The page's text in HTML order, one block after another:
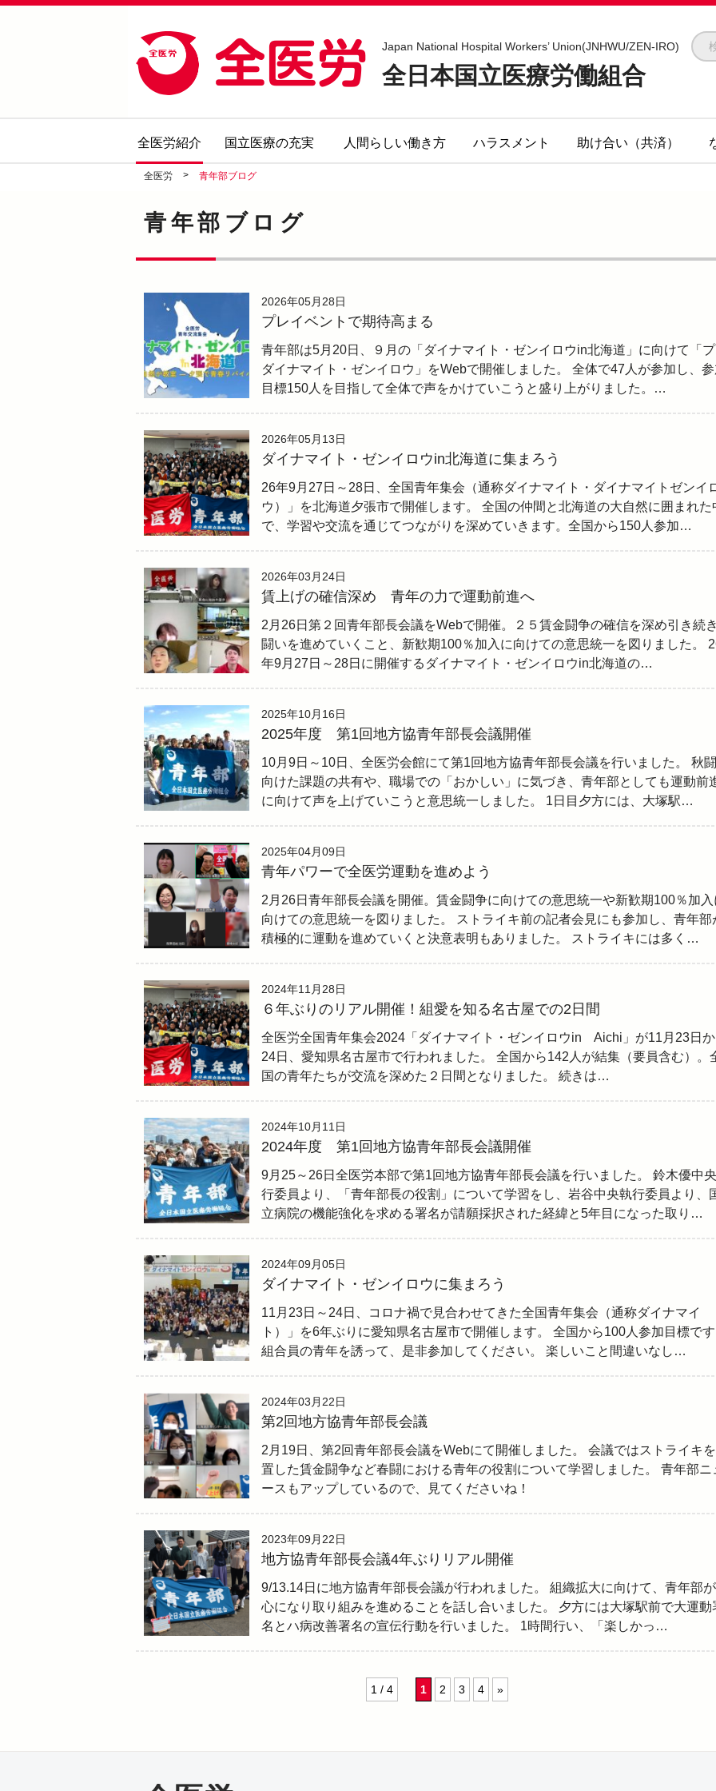
Japan National Hospital Workers’ Union(JNHWU/ZEN-IRO)
全日本国立医療労働組合
全医労紹介 国立医療の充実 人間らしい働き方 ハラスメント 助け合い（共済）
全医労 > 青年部ブログ
青年部ブログ
2026年05月28日
プレイベントで期待高まる
青年部は5月20日、９月の「ダイナマイト・ゼンイロウin北海道」に向けて「プ
ダイナマイト・ゼンイロウ」をWebで開催しました。 全体で47人が参加し、参
目標150人を目指して全体で声をかけていこうと盛り上がりました。…
2026年05月13日
ダイナマイト・ゼンイロウin北海道に集まろう
26年9月27日～28日、全国青年集会（通称ダイナマイト・ダイナマイトゼンイ
ウ）」を北海道夕張市で開催します。 全国の仲間と北海道の大自然に囲まれた
で、学習や交流を通じてつながりを深めていきます。全国から150人参加…
2026年03月24日
賃上げの確信深め 青年の力で運動前進へ
2月26日第２回青年部長会議をWebで開催。２５賃金闘争の確信を深め引き続き
闘いを進めていくこと、新歓期100％加入に向けての意思統一を図りました。
年9月27日～28日に開催するダイナマイト・ゼンイロウin北海道の…
2025年10月16日
2025年度 第1回地方協青年部長会議開催
10月9日～10日、全医労会館にて第1回地方協青年部長会議を行いました。 秋
向けた課題の共有や、職場での「おかしい」に気づき、青年部としても運動前
に向けて声を上げていこうと意思統一しました。 1日目夕方には、大塚駅…
2025年04月09日
青年パワーで全医労運動を進めよう
2月26日青年部長会議を開催。賃金闘争に向けての意思統一や新歓期100％加入
向けての意思統一を図りました。 ストライキ前の記者会見にも参加し、青年部
積極的に運動を進めていくと決意表明もありました。 ストライキには多く…
2024年11月28日
６年ぶりのリアル開催！組愛を知る名古屋での2日間
全医労全国青年集会2024「ダイナマイト・ゼンイロウin Aichi」が11月23日か
24日、愛知県名古屋市で行われました。 全国から142人が結集（要員含む）。
国の青年たちが交流を深めた２日間となりました。 続きは…
2024年10月11日
2024年度 第1回地方協青年部長会議開催
9月25～26日全医労本部で第1回地方協青年部長会議を行いました。 鈴木優中
行委員より、「青年部長の役割」について学習をし、岩谷中央執行委員より、
立病院の機能強化を求める署名が請願採択された経緯と5年目になった取り…
2024年09月05日
ダイナマイト・ゼンイロウに集まろう
11月23日～24日、コロナ禍で見合わせてきた全国青年集会（通称ダイナマイ
ト）」を6年ぶりに愛知県名古屋市で開催します。 全国から100人参加目標です
組合員の青年を誘って、是非参加してください。 楽しいこと間違いなし…
2024年03月22日
第2回地方協青年部長会議
2月19日、第2回青年部長会議をWebにて開催しました。 会議ではストライキ
置した賃金闘争など春闘における青年の役割について学習しました。 青年部ニ
ースもアップしているので、見てくださいね！
2023年09月22日
地方協青年部長会議4年ぶりリアル開催
9/13.14日に地方協青年部長会議が行われました。 組織拡大に向けて、青年部
心になり取り組みを進めることを話し合いました。 夕方には大塚駅前で大運動
名とハ病改善署名の宣伝行動を行いました。 1時間行い、「楽しかっ…
1 / 4 1 2 3 4 »